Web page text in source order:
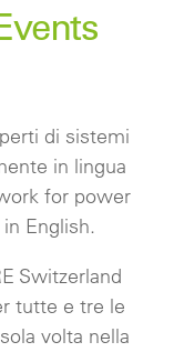
di sistemi
in lingua
for power
English.
Switzerland
tutte e tre le
volta nella